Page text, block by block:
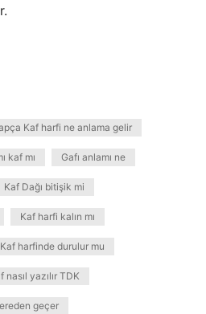
Kaf harfi ne anlama gelir
kaf mı Gafı anlamı ne
Kaf Dağı bitişik mi
Kaf harfi kalın mı
Kaf harfinde durulur mu
nasıl yazılır TDK
geçer